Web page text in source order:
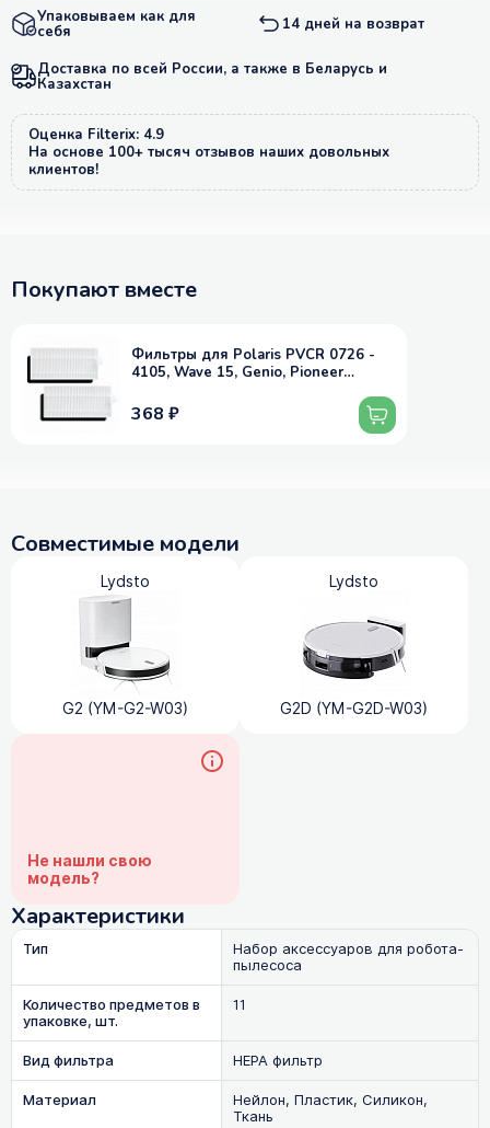
Упаковываем как для
себя 14 дней на возврат
Доставка по всей России, а также в Беларусь и
Казахстан
Оценка Filterix: 4.9
На основе 100+ тысяч отзывов наших довольных
клиентов!
Покупают вместе
Фильтры для Polaris PVCR 0726 -
4105, Wave 15, Genio, Pioneer
368 ₽
Совместимые модели
Lydsto
G2 (YM-G2-W03)
Lydsto
G2D (YM-G2D-W03)
Не нашли свою
модель?
Характеристики
Тип Набор аксессуаров для робота-
пылесоса
Количество предметов в
упаковке, шт.
11
Вид фильтра
HEPA фильтр
Материал
Нейлон, Пластик, Силикон,
Ткань